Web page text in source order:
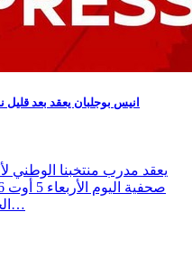
انيس بوجلبان يعقد بعد
الجامعة التونسية لكرة القدم، للحديث…